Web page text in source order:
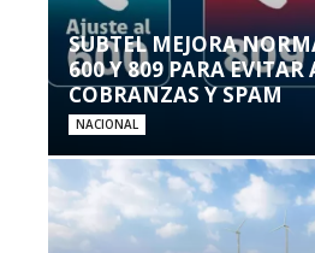
SUBTEL MEJORA
600 Y 809 PARA EVITAR
COBRANZAS Y SPAM
NACIONAL